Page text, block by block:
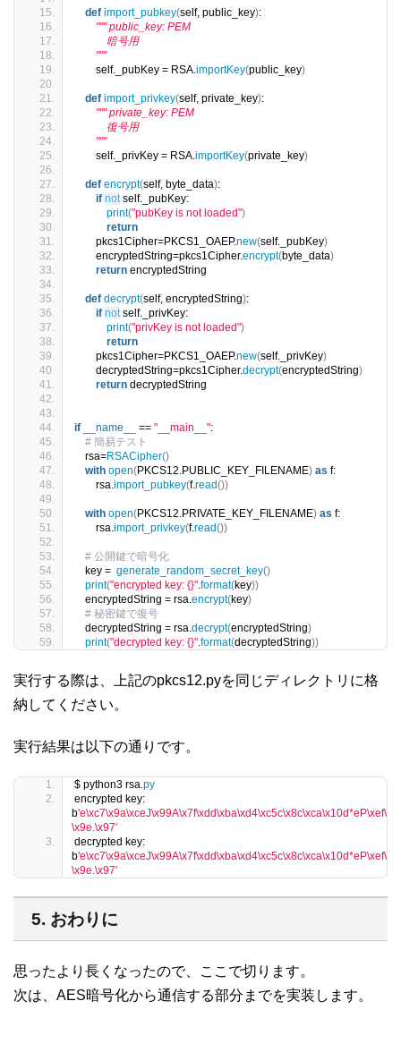
def import_pubkey(self, public_key):
""" public_key: PEM
            暗号用
        """
        self._pubKey = RSA.
importKey(public_key)
def import_privkey(self, private_key):
""" private_key: PEM
            復号用
        """
        self._privKey = RSA.
importKey(private_key)
def encrypt(self, byte_data):
if not self._pubKey:
print("pubKey is not loaded")
return
        pkcs1Cipher=PKCS1_OAEP.
new(self._pubKey)
        encryptedString=pkcs1Cipher.
encrypt(byte_data)
return encryptedString
def decrypt(self, encryptedString):
if not self._privKey:
print("privKey is not loaded")
return
        pkcs1Cipher=PKCS1_OAEP.
new(self._privKey)
        decryptedString=pkcs1Cipher.
decrypt(encryptedString)
return decryptedString
if __name__ == "__main__":
# 簡易テスト
    rsa=
RSACipher()
with open(PKCS12.PUBLIC_KEY_FILENAME) as f:
        rsa.
import_pubkey(f.read())
with open(PKCS12.PRIVATE_KEY_FILENAME) as f:
        rsa.
import_privkey(f.read())
# 公開鍵で暗号化
    key =
generate_random_secret_key()
print("encrypted key: {}".format(key))
    encryptedString = rsa.
encrypt(key)
# 秘密鍵で復号
    decryptedString = rsa.
decrypt(encryptedString)
print("decrypted key: {}".format(decryptedString))
実行する際は、上記のpkcs12.pyを同じディレクトリに格
納してください。
実行結果は以下の通りです。
$ python3 rsa.py
encrypted key:
b
\x9e.\x97'
decrypted key:
b
\x9e.\x97'
5. おわりに
思ったより長くなったので、ここで切ります。
次は、AES暗号化から通信する部分までを実装します。